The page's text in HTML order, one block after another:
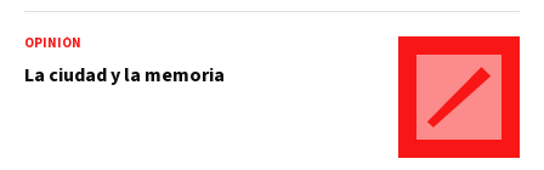
OPINIÓN
La ciudad y la memoria